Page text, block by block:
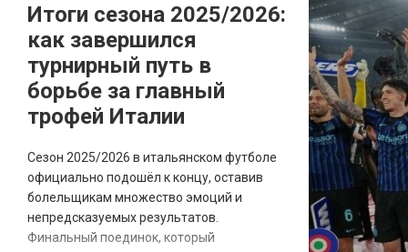
Итоги сезона 2025/2026:
как завершился
турнирный путь в
борьбе за главный
трофей Италии
Сезон 2025/2026 в итальянском футболе
официально подошёл к концу, оставив
болельщикам множество эмоций и
непредсказуемых результатов.
Финальный поединок, который